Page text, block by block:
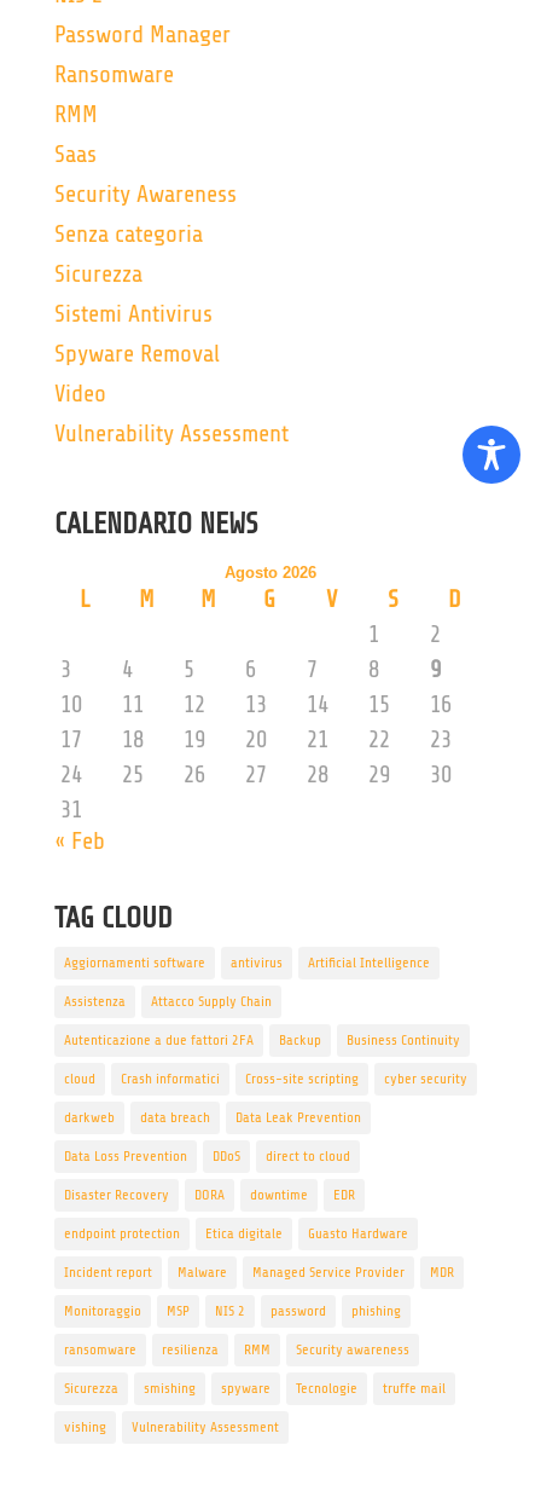
Password Manager
Ransomware
RMM
Saas
Security Awareness
Senza categoria
Sicurezza
Sistemi Antivirus
Spyware Removal
Video
Vulnerability Assessment
CALENDARIO NEWS
Agosto 2026
L M M G V S
D
1
2
3
4 5 6 7 8
9
10
11 12 13 14 15
16
17
18 19 20 21 22
23
24
25 26 27 28 29
30
31
« Feb
TAG CLOUD
Aggiornamenti software antivirus Artificial Intelligence
Assistenza Attacco Supply Chain
Autenticazione a due fattori 2FA Backup Business Continuity
cloud Crash informatici Cross-site scripting cyber security
darkweb data breach Data Leak Prevention
Data Loss Prevention DDoS direct to cloud
Disaster Recovery DORA downtime EDR
endpoint protection Etica digitale Guasto Hardware
Incident report Malware Managed Service Provider MDR
Monitoraggio MSP NIS 2 password phishing
ransomware resilienza RMM Security awareness
Sicurezza smishing spyware Tecnologie truffe mail
vishing Vulnerability Assessment